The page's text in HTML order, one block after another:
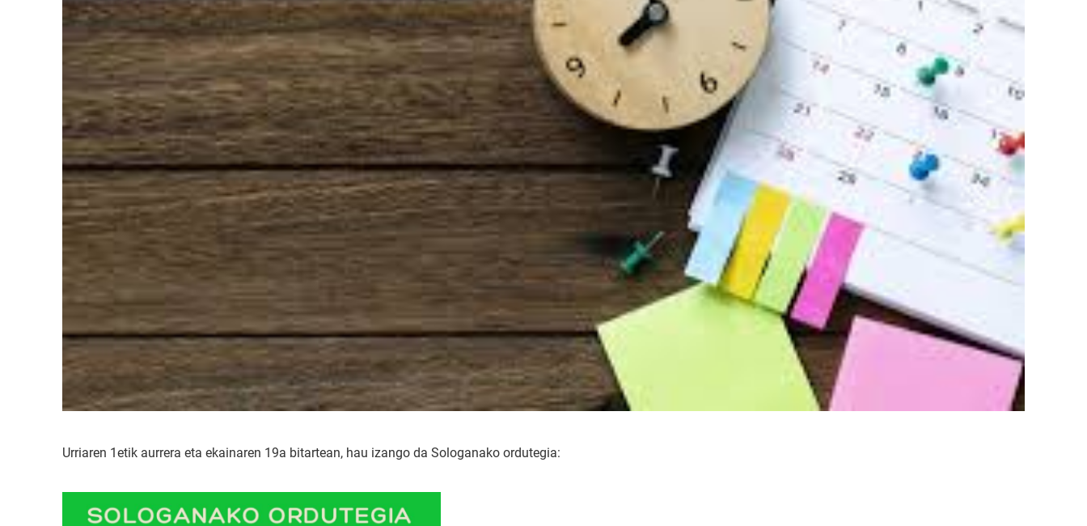
Urriaren 1etik aurrera eta ekainaren 19a bitartean, hau izango da Sologanako ordutegia: